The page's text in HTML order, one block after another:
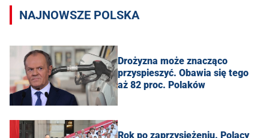
NAJNOWSZE POLSKA
Drożyzna może znacząco
przyspieszyć. Obawia się tego
aż 82 proc. Polaków
Rok po zaprzysiężeniu. Polacy